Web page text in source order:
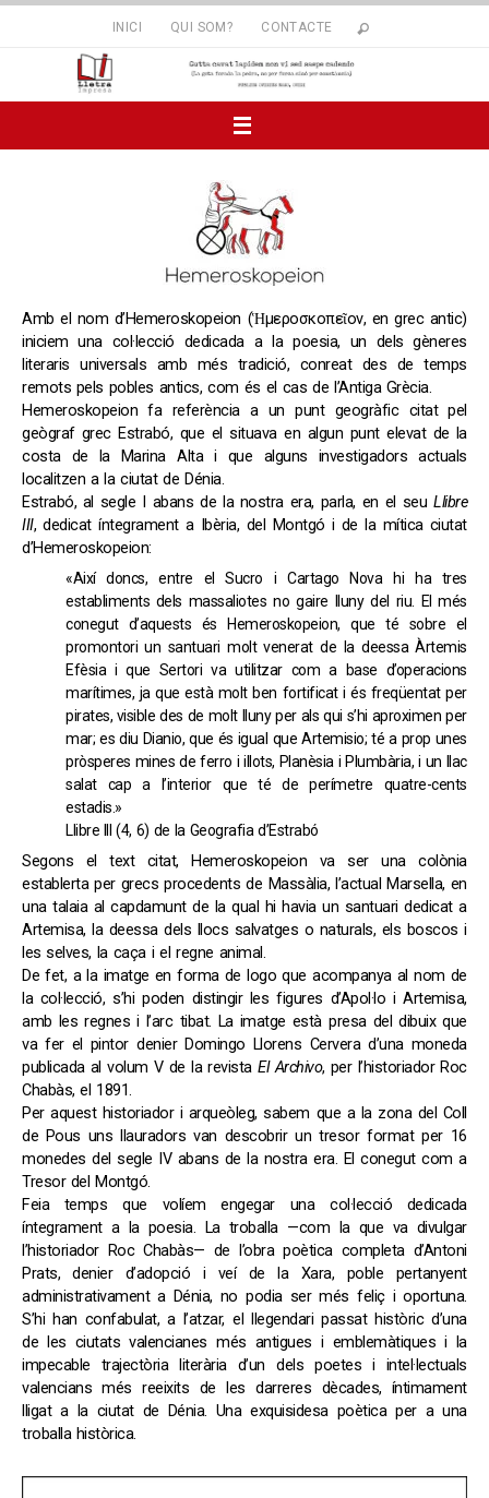
INICI QUI SOM? CONTACTE
Amb el nom d’Hemeroskopeion (Ἡμεροσκοπεῖον, en grec antic)
iniciem una col·lecció dedicada a la poesia, un dels gèneres
literaris universals amb més tradició, conreat des de temps
remots pels pobles antics, com és el cas de l’Antiga Grècia.
Hemeroskopeion fa referència a un punt geogràfic citat pel
geògraf grec Estrabó, que el situava en algun punt elevat de la
costa de la Marina Alta i que alguns investigadors actuals
localitzen a la ciutat de Dénia.
Estrabó, al segle I abans de la nostra era, parla, en el seu Llibre
III, dedicat íntegrament a Ibèria, del Montgó i de la mítica ciutat
d’Hemeroskopeion:
«Així doncs, entre el Sucro i Cartago Nova hi ha tres
establiments dels massaliotes no gaire lluny del riu. El més
conegut d’aquests és Hemeroskopeion, que té sobre el
promontori un santuari molt venerat de la deessa Àrtemis
Efèsia i que Sertori va utilitzar com a base d’operacions
marítimes, ja que està molt ben fortificat i és freqüentat per
pirates, visible des de molt lluny per als qui s’hi aproximen per
mar; es diu Dianio, que és igual que Artemisio; té a prop unes
pròsperes mines de ferro i illots, Planèsia i Plumbària, i un llac
salat cap a l’interior que té de perímetre quatre-cents
estadis.»
Llibre III (4, 6) de la Geografia d’Estrabó
Segons el text citat, Hemeroskopeion va ser una colònia
establerta per grecs procedents de Massàlia, l’actual Marsella, en
una talaia al capdamunt de la qual hi havia un santuari dedicat a
Artemisa, la deessa dels llocs salvatges o naturals, els boscos i
les selves, la caça i el regne animal.
De fet, a la imatge en forma de logo que acompanya al nom de
la col·lecció, s’hi poden distingir les figures d’Apol·lo i Artemisa,
amb les regnes i l’arc tibat. La imatge està presa del dibuix que
va fer el pintor denier Domingo Llorens Cervera d’una moneda
publicada al volum V de la revistaEl Archivo, per l’historiador Roc
Chabàs, el 1891.
Per aquest historiador i arqueòleg, sabem que a la zona del Coll
de Pous uns llauradors van descobrir un tresor format per 16
monedes del segle IV abans de la nostra era. El conegut com a
Tresor del Montgó.
Feia temps que volíem engegar una col·lecció dedicada
íntegrament a la poesia. La troballa —com la que va divulgar
l’historiador Roc Chabàs— de l’obra poètica completa d’Antoni
Prats, denier d’adopció i veí de la Xara, poble pertanyent
administrativament a Dénia, no podia ser més feliç i oportuna.
S’hi han confabulat, a l’atzar, el llegendari passat històric d’una
de les ciutats valencianes més antigues i emblemàtiques i la
impecable trajectòria literària d’un dels poetes i intel·lectuals
valencians més reeixits de les darreres dècades, íntimament
lligat a la ciutat de Dénia. Una exquisidesa poètica per a una
troballa històrica.